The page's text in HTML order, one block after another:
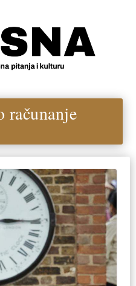
računanje